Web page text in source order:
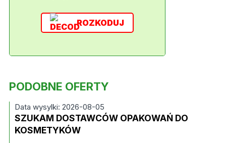
ROZKODUJ
PODOBNE OFERTY
Data wysylki: 2026-08-05
SZUKAM DOSTAWCÓW OPAKOWAŃ DO
KOSMETYKÓW